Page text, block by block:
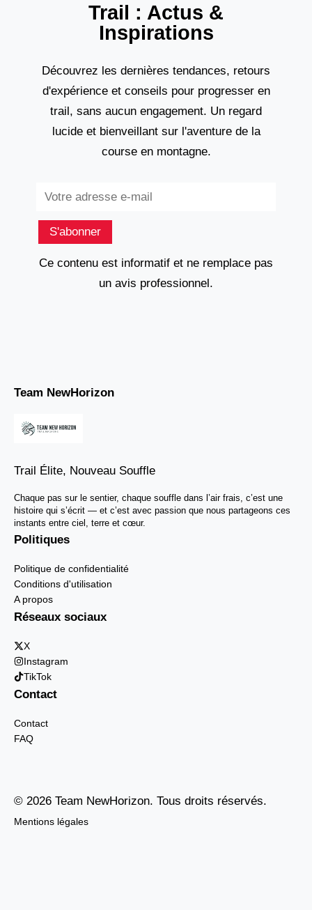
Trail : Actus &
Inspirations
Découvrez les dernières tendances, retours
d'expérience et conseils pour progresser en
trail, sans aucun engagement. Un regard
lucide et bienveillant sur l'aventure de la
course en montagne.
S'abonner
Ce contenu est informatif et ne remplace pas
un avis professionnel.
Team NewHorizon
Trail Élite, Nouveau Souffle
Chaque pas sur le sentier, chaque souffle dans l’air frais, c’est une
histoire qui s’écrit — et c’est avec passion que nous partageons ces
instants entre ciel, terre et cœur.
Politiques
Politique de confidentialité
Conditions d'utilisation
A propos
Réseaux sociaux
X
Instagram
TikTok
Contact
Contact
FAQ
© 2026 Team NewHorizon. Tous droits réservés.
Mentions légales